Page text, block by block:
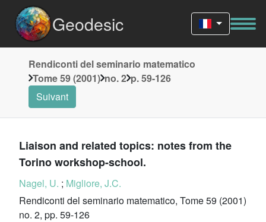
Geodesic
Rendiconti del seminario matematico
Tome 59 (2001) no. 2 p. 59-126
Suivant
Liaison and related topics: notes from the
Torino workshop-school.
Nagel, U. ; Migliore, J.C.
Rendiconti del seminario matematico, Tome 59 (2001)
no. 2, pp. 59-126